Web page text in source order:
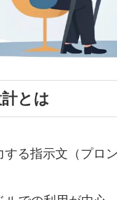
とは
する指示文（プロ